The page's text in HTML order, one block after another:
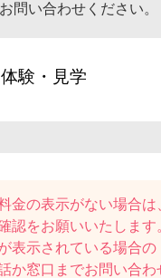
問い合わせください。
体験・見学
金の表示がない場合
認をお願いいたします
表示されている場合
か窓口までお問い合わ